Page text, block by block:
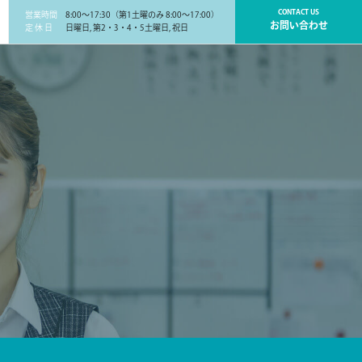
営業時間
8:00～17:30（第1土曜のみ 8:00～17:00）
定 休 日
日曜日, 第2・3・4・5土曜日, 祝日
CONTACT US
お問い合わせ